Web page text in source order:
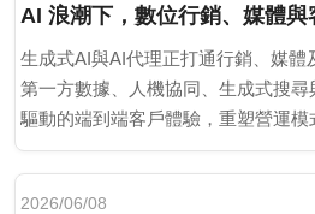
AI 浪潮下，數位行銷、媒體
生成式AI與AI代理正打通行銷、媒體
第一方數據、人機協同、生成式搜
驅動的端到端客戶體驗，重塑營運模
2026/06/08